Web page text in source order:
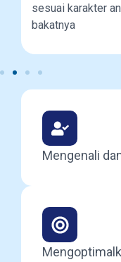
sesuai karakter
bakatnya
Mengenali